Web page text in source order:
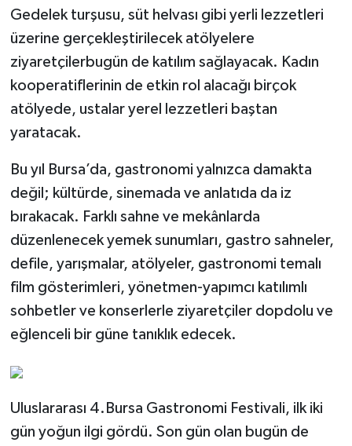
Gedelek turşusu, süt helvası gibi yerli lezzetleri
üzerine gerçekleştirilecek atölyelere
ziyaretçilerbugün de katılım sağlayacak. Kadın
kooperatiflerinin de etkin rol alacağı birçok
atölyede, ustalar yerel lezzetleri baştan
yaratacak.
Bu yıl Bursa’da, gastronomi yalnızca damakta
değil; kültürde, sinemada ve anlatıda da iz
bırakacak. Farklı sahne ve mekânlarda
düzenlenecek yemek sunumları, gastro sahneler,
defile, yarışmalar, atölyeler, gastronomi temalı
film gösterimleri, yönetmen-yapımcı katılımlı
sohbetler ve konserlerle ziyaretçiler dopdolu ve
eğlenceli bir güne tanıklık edecek.
Uluslararası 4.Bursa Gastronomi Festivali, ilk iki
gün yoğun ilgi gördü. Son gün olan bugün de